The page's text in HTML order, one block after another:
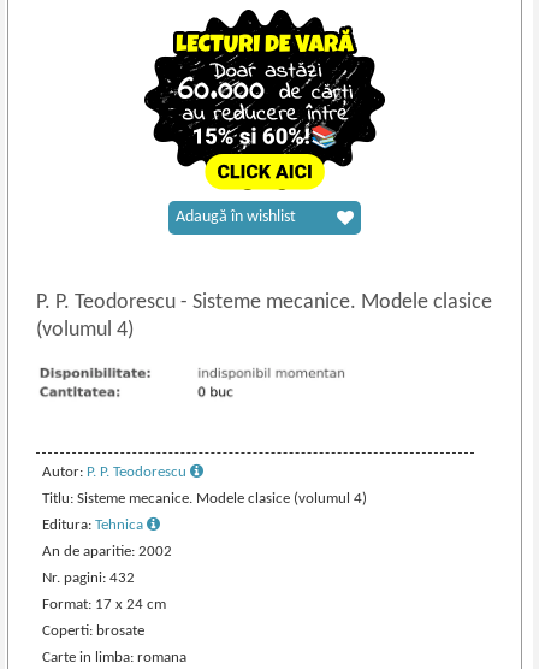
P. P. Teodorescu- Sisteme mecanice. Modele clasice
(volumul 4)
Autor: P. P. Teodorescu
Titlu: Sisteme mecanice. Modele clasice (volumul 4)
Editura:Tehnica
An de aparitie: 2002
Nr. pagini: 432
Format: 17 x 24 cm
Coperti: brosate
Carte in limba: romana
Adaugă în wishlist